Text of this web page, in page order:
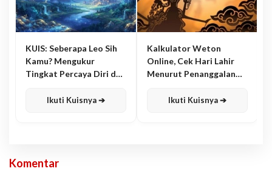
KUIS: Seberapa Leo Sih
Kamu? Mengukur
Tingkat Percaya Diri dan
Ikuti Kuisnya ➔
Kalkulator Weton
Online, Cek Hari Lahir
Menurut Penanggalan
Ikuti Kuisnya ➔
Komentar